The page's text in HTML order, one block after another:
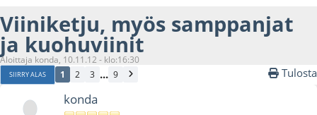
Viiniketju, myös samppanjat
ja kuohuviinit
Aloittaja konda, 10.11.12 - klo:16:30
SIIRRY ALAS 1 2 3 ... 9 Tulosta
konda